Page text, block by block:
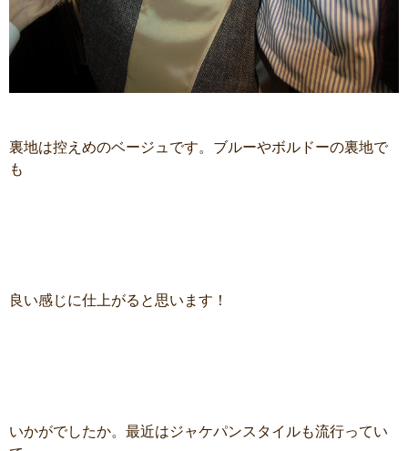
裏地は控えめのベージュです。ブルーやボルドーの裏地で
も
良い感じに仕上がると思います！
いかがでしたか。最近はジャケパンスタイルも流行ってい